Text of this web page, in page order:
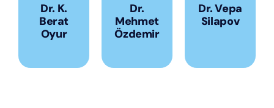
Dr. K.
Berat
Oyur
Dr.
Mehmet
Özdemir
Dr. Vepa
Silapov